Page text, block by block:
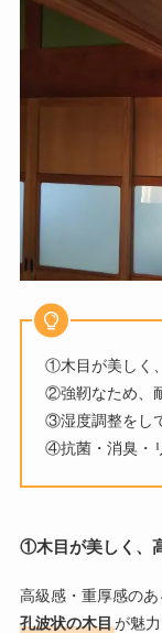
①木目が美しく
②強靭なため、
③湿度調整をし
④抗菌・消臭・
①木目が美しく、
高級感・重厚感のあ
孔波状の木目が魅力